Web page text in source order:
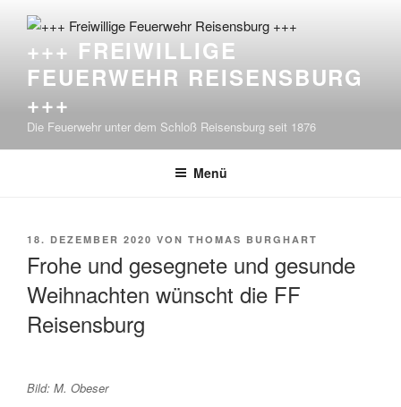
Inhalt
springen+++ FREIWILLIGE
FEUERWEHR REISENSBURG
+++
Die Feuerwehr unter dem Schloß Reisensburg seit 1876
Menü
VERÖFFENTLICHT
18. DEZEMBER 2020 VON THOMAS BURGHART
Frohe und gesegnete und gesunde
Weihnachten wünscht die FF
Reisensburg
Bild: M. Obeser